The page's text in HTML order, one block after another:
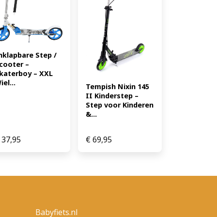
opgevouwen: 60L x
36L x 10B cm ●
leeftijd: 3-7 jaar.
● Maximaal aanbevolen
EN 71-1-2-3, EN 62115 ●
● 1 x Montage-
Step /
–
– XXL
Tempish Nixin 145
II Kinderstep –
Step voor Kinderen
&...
€69,95
Babyfiets.nl